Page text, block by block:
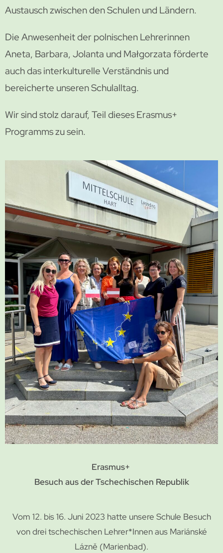
Austausch zwischen den Schulen und Ländern.
Die Anwesenheit der polnischen Lehrerinnen
Aneta, Barbara, Jolanta und Małgorzata förderte
auch das interkulturelle Verständnis und
bereicherte unseren Schulalltag.
Wir sind stolz darauf, Teil dieses Erasmus+
Programms zu sein.
Erasmus+
Besuch aus der Tschechischen Republik
Vom 12. bis 16. Juni 2023 hatte unsere Schule Besuch
von drei tschechischen Lehrer*Innen aus Mariánské
Lázně (Marienbad).